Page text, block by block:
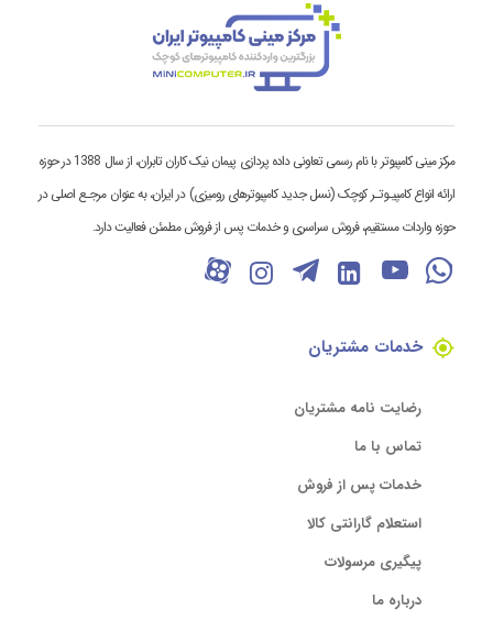
مرکز مینی کامپیوتر با نام رسمی تعاونی داده پردازی پیمان نیک کاران تابران، از سال 1388 در حوزه
ارائه انواع کامپیـوتـر کوچک (نسل جدید کامپیوترهای رومیزی) در ایران، به عنوان مرجـع اصلی در
حوزه واردات مستقیم، فروش سراسری و خدمات پس از فروش مطمئن فعالیت دارد.
خدمات مشتریان
رضایت نامه مشتریان
تماس با ما
خدمات پس از فروش
استعلام گارانتی کالا
پیگیری مرسولات
درباره ما